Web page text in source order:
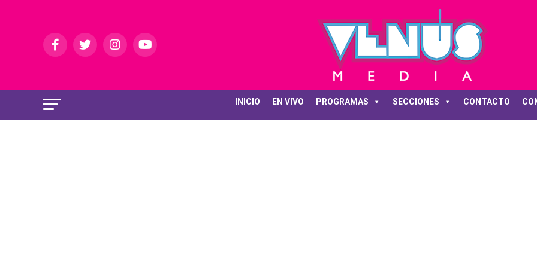
INICIO EN VIVO PROGRAMAS SECCIONES CONTACTO